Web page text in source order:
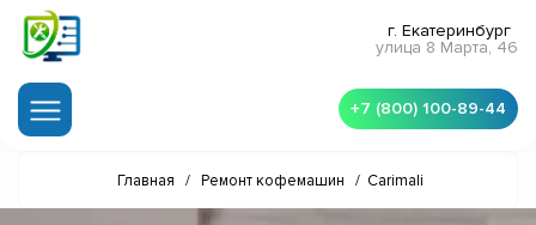
г. Екатеринбург
улица 8 Марта, 46
+7 (800) 100-89-44
Главная / Ремонт кофемашин / Carimali